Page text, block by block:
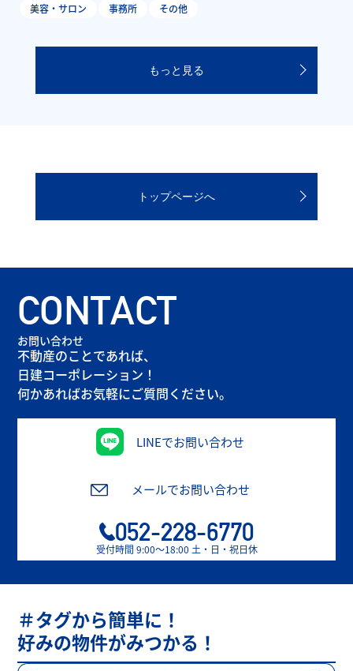
美容・サロン 事務所 その他
もっと見る
トップページへ
CONTACT
お問い合わせ
不動産のことであれば、
日建コーポレーション！
何かあればお気軽にご質問ください。
LINEでお問い合わせ
メールでお問い合わせ
052-228-6770
受付時間 9:00〜18:00 土・日・祝日休
＃タグから簡単に！
好みの物件がみつかる！